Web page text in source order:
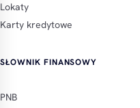
Lokaty
Karty kredytowe
SŁOWNIK FINANSOWY
PNB